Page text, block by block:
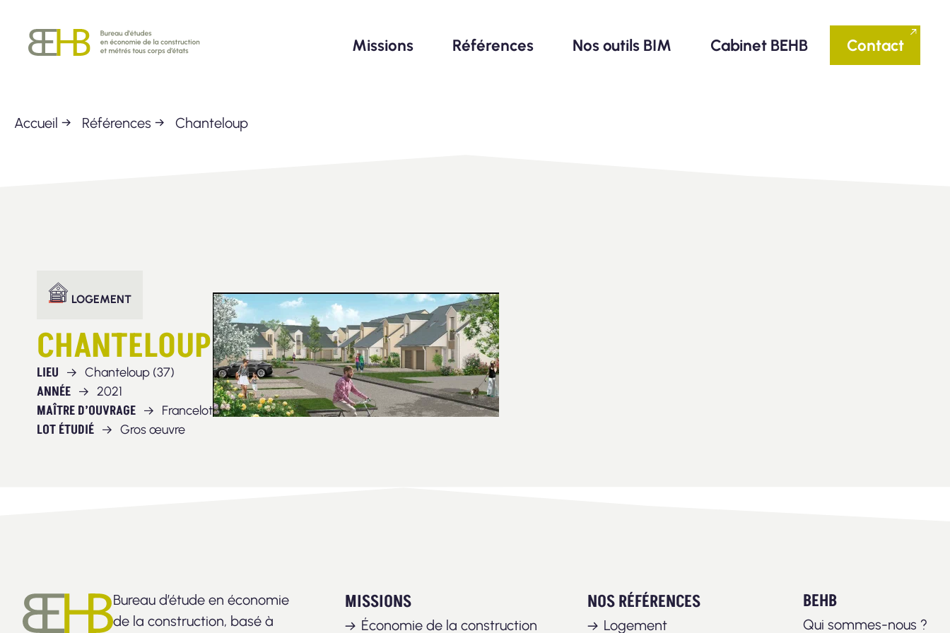
contenu
Missions Références Nos outils BIM Cabinet BEHB Contact
Accueil → Références → Chanteloup
LOGEMENT
CHANTELOUP
LIEU Chanteloup (37)
ANNÉE 2021
MAÎTRE D’OUVRAGE Francelot
LOT ÉTUDIÉ Gros œuvre
Bureau d’étude en économie
de la construction, basé à
MISSIONS
Économie de la construction
NOS RÉFÉRENCES
Logement
BEHB
Qui sommes-nous ?